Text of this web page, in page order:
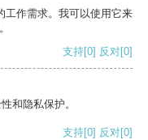
工作需求。我可以使用它来
支持[0] 反对[0]
和隐私保护。
支持[0] 反对[0]